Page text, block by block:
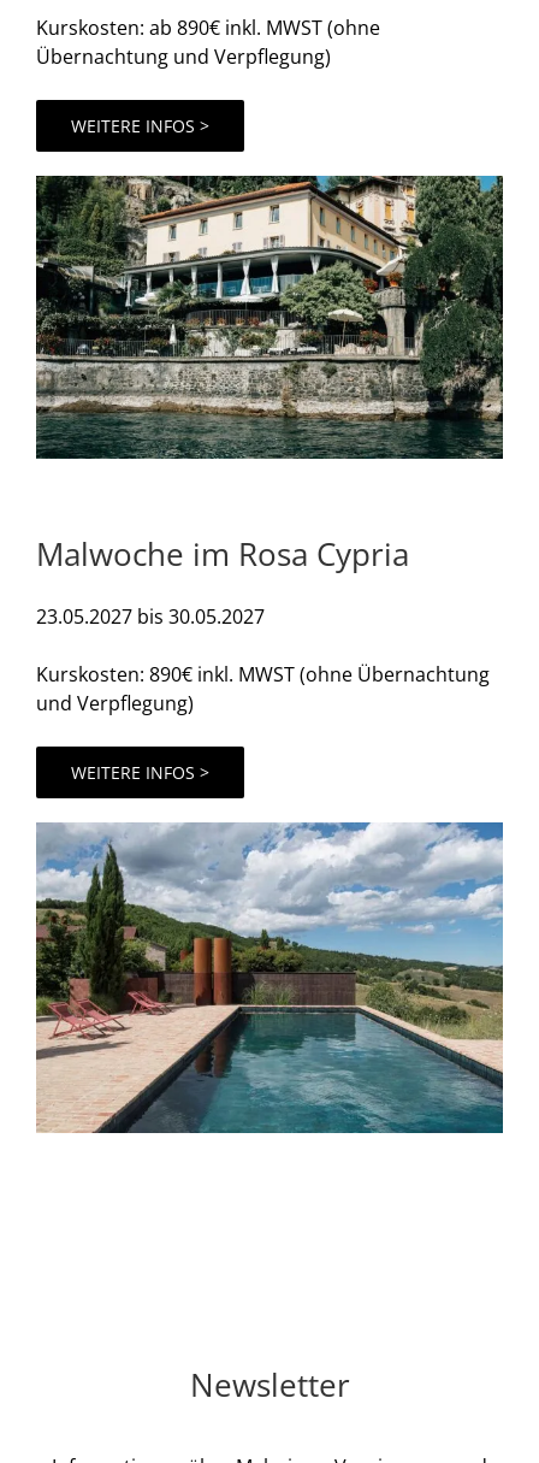
Kurskosten: ab 890€ inkl. MWST (ohne
Übernachtung und Verpflegung)
WEITERE INFOS >
Malwoche im Rosa Cypria
23.05.2027 bis 30.05.2027
Kurskosten: 890€ inkl. MWST (ohne Übernachtung
und Verpflegung)
WEITERE INFOS >
Newsletter